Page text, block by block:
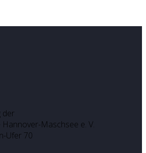
der
Maschsee e. V.
Ufer 70